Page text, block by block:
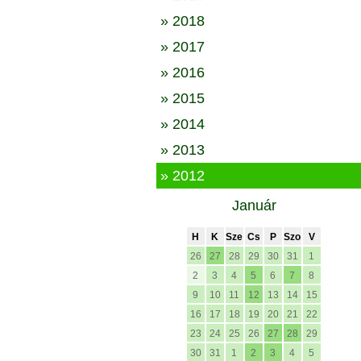
» 2018
» 2017
» 2016
» 2015
» 2014
» 2013
» 2012
Január
H K Sze Cs P Szo
V
26
27 28 29 30 31
1
2
3 4 5 6 7
8
9
10 11 12 13 14
15
16
17 18 19 20 21
22
23
24 25 26 27 28
29
30
31 1 2 3 4 5